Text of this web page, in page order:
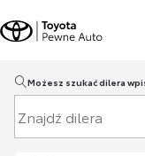
Możesz szukać dilera